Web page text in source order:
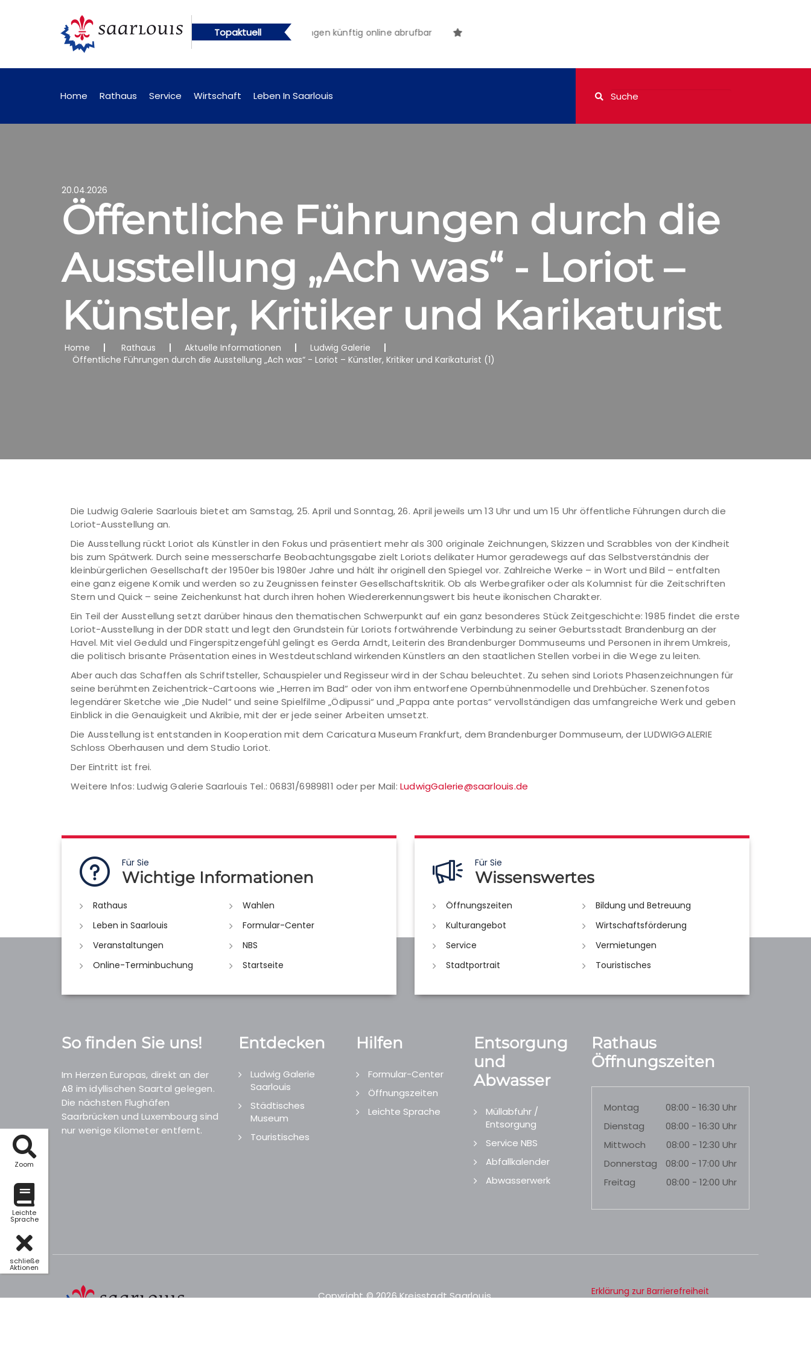
Zoom
Leichte
Sprache
schließe
Aktionen
Topaktuell
künftig online abrufbar Öffentliche Bekanntmachungen künftig online abrufbar
Home Rathaus Service Wirtschaft Leben In Saarlouis
20.04.2026
Öffentliche Führungen durch die
Ausstellung „Ach was“ - Loriot –
Künstler, Kritiker und Karikaturist
Home Rathaus Aktuelle Informationen
Ludwig Galerie
Öffentliche Führungen durch die Ausstellung „Ach was“ - Loriot – Künstler, Kritiker und Karikaturist (1)
Die Ludwig Galerie Saarlouis bietet am Samstag, 25. April und Sonntag, 26. April jeweils um 13 Uhr und um 15 Uhr öffentliche Führungen durch die
Loriot-Ausstellung an.
Die Ausstellung rückt Loriot als Künstler in den Fokus und präsentiert mehr als 300 originale Zeichnungen, Skizzen und Scrabbles von der Kindheit
bis zum Spätwerk. Durch seine messerscharfe Beobachtungsgabe zielt Loriots delikater Humor geradewegs auf das Selbstverständnis der
kleinbürgerlichen Gesellschaft der 1950er bis 1980er Jahre und hält ihr originell den Spiegel vor. Zahlreiche Werke – in Wort und Bild – entfalten
eine ganz eigene Komik und werden so zu Zeugnissen feinster Gesellschaftskritik. Ob als Werbegrafiker oder als Kolumnist für die Zeitschriften
Stern und Quick – seine Zeichenkunst hat durch ihren hohen Wiedererkennungswert bis heute ikonischen Charakter.
Ein Teil der Ausstellung setzt darüber hinaus den thematischen Schwerpunkt auf ein ganz besonderes Stück Zeitgeschichte: 1985 findet die erste
Loriot-Ausstellung in der DDR statt und legt den Grundstein für Loriots fortwährende Verbindung zu seiner Geburtsstadt Brandenburg an der
Havel. Mit viel Geduld und Fingerspitzengefühl gelingt es Gerda Arndt, Leiterin des Brandenburger Dommuseums und Personen in ihrem Umkreis,
die politisch brisante Präsentation eines in Westdeutschland wirkenden Künstlers an den staatlichen Stellen vorbei in die Wege zu leiten.
Aber auch das Schaffen als Schriftsteller, Schauspieler und Regisseur wird in der Schau beleuchtet. Zu sehen sind Loriots Phasenzeichnungen für
seine berühmten Zeichentrick-Cartoons wie „Herren im Bad“ oder von ihm entworfene Opernbühnenmodelle und Drehbücher. Szenenfotos
legendärer Sketche wie „Die Nudel“ und seine Spielfilme „Ödipussi“ und „Pappa ante portas“ vervollständigen das umfangreiche Werk und geben
Einblick in die Genauigkeit und Akribie, mit der er jede seiner Arbeiten umsetzt.
Die Ausstellung ist entstanden in Kooperation mit dem Caricatura Museum Frankfurt, dem Brandenburger Dommuseum, der LUDWIGGALERIE
Schloss Oberhausen und dem Studio Loriot.
Der Eintritt ist frei.
Weitere Infos: Ludwig Galerie Saarlouis Tel.: 06831/6989811 oder per Mail:LudwigGalerie@saarlouis.de
Für Sie
Wichtige Informationen
Rathaus
Wahlen
Leben in Saarlouis
Formular-Center
Veranstaltungen
NBS
Online-Terminbuchung
Startseite
Für Sie
Wissenswertes
Öffnungszeiten
Bildung und Betreuung
Kulturangebot
Wirtschaftsförderung
Service
Vermietungen
Stadtportrait
Touristisches
So finden Sie uns!
Im Herzen Europas, direkt an der
A8 im idyllischen Saartal gelegen.
Die nächsten Flughäfen
Saarbrücken und Luxembourg sind
nur wenige Kilometer entfernt.
Entdecken
Ludwig Galerie
Saarlouis
Städtisches
Museum
Touristisches
Hilfen
Formular-Center
Öffnungszeiten
Leichte Sprache
Entsorgung
und
Abwasser
Müllabfuhr /
Entsorgung
Service NBS
Abfallkalender
Abwasserwerk
Rathaus
Öffnungszeiten
Montag
08:00 - 16:30 Uhr
Dienstag
08:00 - 16:30 Uhr
Mittwoch
08:00 - 12:30 Uhr
Donnerstag
08:00 - 17:00 Uhr
Freitag
08:00 - 12:00 Uhr
Copyright © 2026 Kreisstadt Saarlouis.
Erklärung zur Barrierefreiheit